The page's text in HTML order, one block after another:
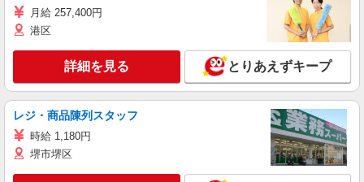
月給 257,400円
港区
詳細を見る とりあえずキープ
レジ・商品陳列スタッフ
時給 1,180円
堺市堺区